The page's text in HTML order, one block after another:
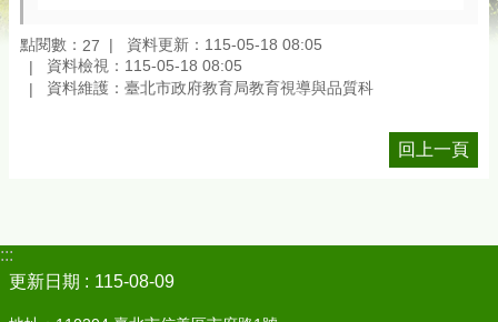
點閱數： 27
資料更新：115-05-18 08:05
資料檢視：115-05-18 08:05
資料維護：臺北市政府教育局教育視導與品質科
回上一頁
:::
更新日期
115-08-09